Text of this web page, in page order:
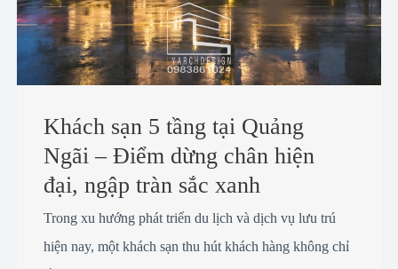
Khách sạn 5 tầng tại Quảng
Ngãi – Điểm dừng chân hiện
đại, ngập tràn sắc xanh
Trong xu hướng phát triển du lịch và dịch vụ lưu trú
hiện nay, một khách sạn thu hút khách hàng không chỉ